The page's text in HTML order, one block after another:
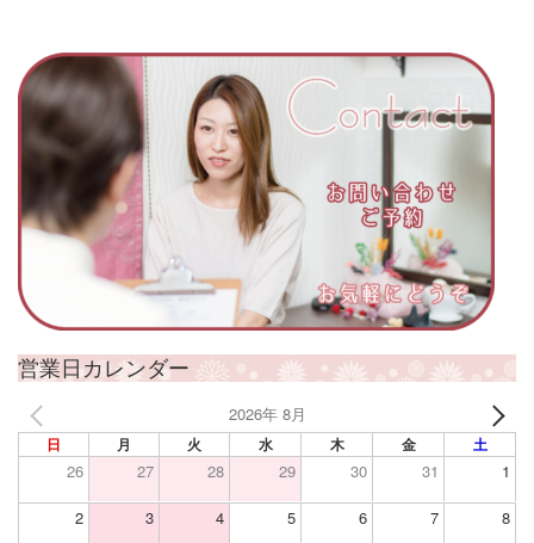
営業日カレンダー
2026年 8月
日 月 火 水 木 金 土
26 27 28 29 30 31 1
2 3 4 5 6 7 8